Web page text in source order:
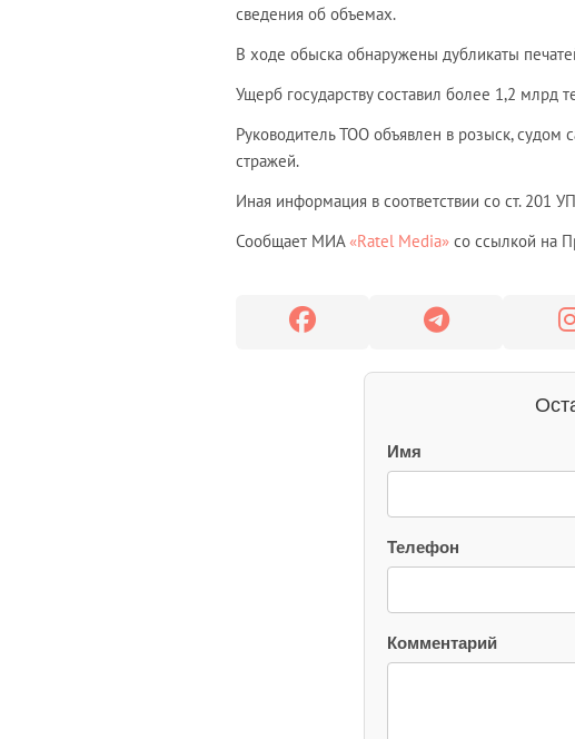
сведения об объемах.
В ходе обыска обнаружены дубликаты
Ущерб государству составил более 1,2 млрд
Руководитель ТОО объявлен в розыск,
стражей.
Иная информация в соответствии со ст. 201
Сообщает МИА«Ratel Media» со ссылкой на
Имя
Телефон
Комментарий